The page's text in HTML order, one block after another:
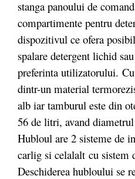
stanga panoului de
compartimente pentru
dispozitivul ce ofera
spalare detergent lichid
preferinta utilizatorului.
dintr-un material
alb iar tamburul este din
56 de litri, avand
Hubloul are 2 sisteme de
carlig si celalalt cu sistem
Deschiderea hubloului se